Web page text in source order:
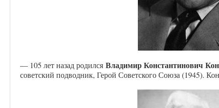
— 105 лет назад родился Владимир Константинович
советский подводник, Герой Советского Союза (1945).